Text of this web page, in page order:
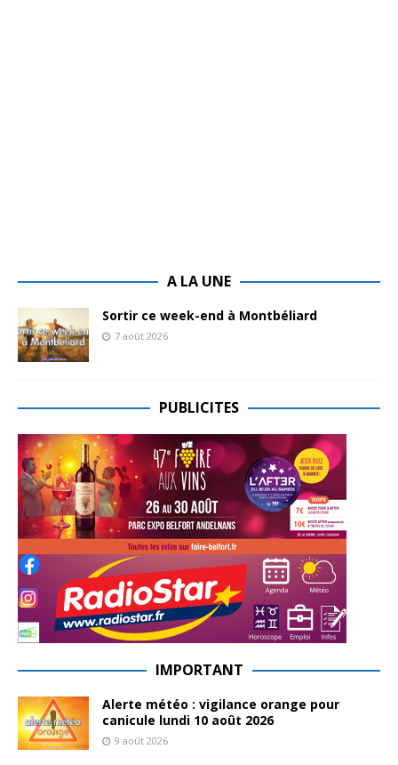
A LA UNE
Sortir ce week-end à Montbéliard
7 août 2026
PUBLICITES
IMPORTANT
Alerte météo : vigilance orange pour
canicule lundi 10 août 2026
9 août 2026